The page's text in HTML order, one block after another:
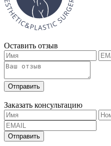
Оставить отзыв
Заказать консультацию